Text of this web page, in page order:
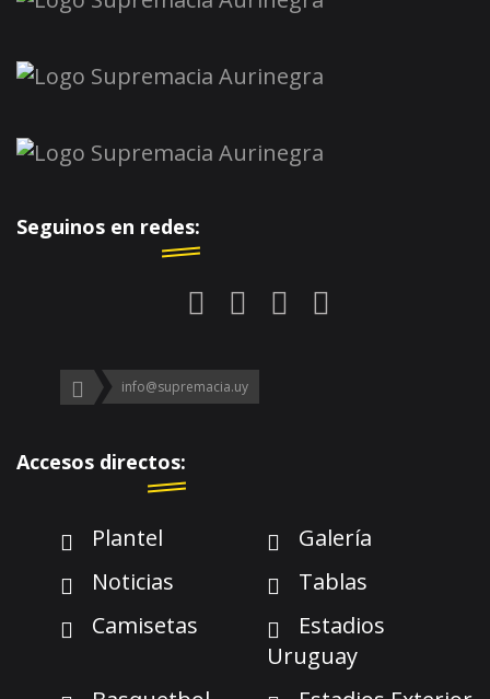
Seguinos en redes:
info@supremacia.uy
Accesos directos:
Plantel
Galería
Noticias
Tablas
Camisetas
Estadios
Uruguay